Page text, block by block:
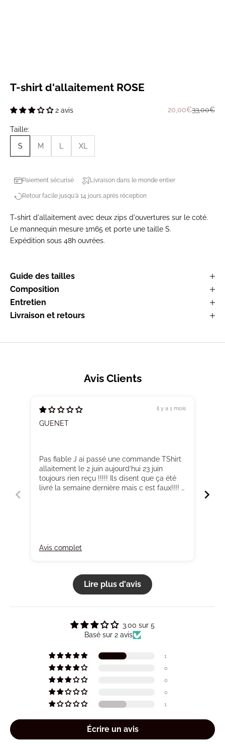
T-shirt d'allaitement ROSE
2 avis Prix de vente
20,00€Prix
33,00€
Taille:
S M XL
Paiement sécurisé Livraison dans le monde entier
Retour facile jusqu'à 14 jours après réception
T-shirt d'allaitement avec deux zips d'ouvertures sur le coté.
Le mannequin mesure 1m65 et porte une taille S.
Expédition sous 48h ouvrées.
Guide des tailles
Composition
Entretien
Livraison et retours
Avis Clients
il y a 1 mois
GUENET
Pas fiable J ai passé une commande TShirt
allaitement le 2 juin aujourd’hui 23 juin
toujours rien reçu !!!!! Ils disent que ça été
livré la semaine dernière mais c est faux!!!! À
Avis complet
Lire plus d'avis
3.00 sur 5
Basé sur 2 avis
1
0
0
0
1
Écrire un avis